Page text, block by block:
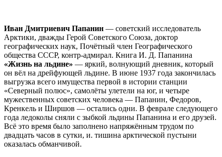
Иван Дмитриевич Папанин — советский исследователь
Арктики, дважды Герой Советского Союза, доктор
географических наук, Почётный член Географического
общества СССР, контр-адмирал. Книга И. Д. Папанина
«Жизнь на льдине» — яркий, волнующий дневник, который
он вёл на дрейфующей льдине. В июне 1937 года закончилась
выгрузка всего имущества первой в истории станции
«Северный полюс», самолёты улетели на юг, и четыре
мужественных советских человека — Папанин, Федоров,
Кренкель и Ширшов — остались одни. В феврале следующего
года ледоколы сняли с зыбкой льдины Папанина и его друзей.
Всё это время было заполнено напряжённым трудом по
двадцать часов в сутки, и. тишина арктической пустыни
оказалась обманчивой.